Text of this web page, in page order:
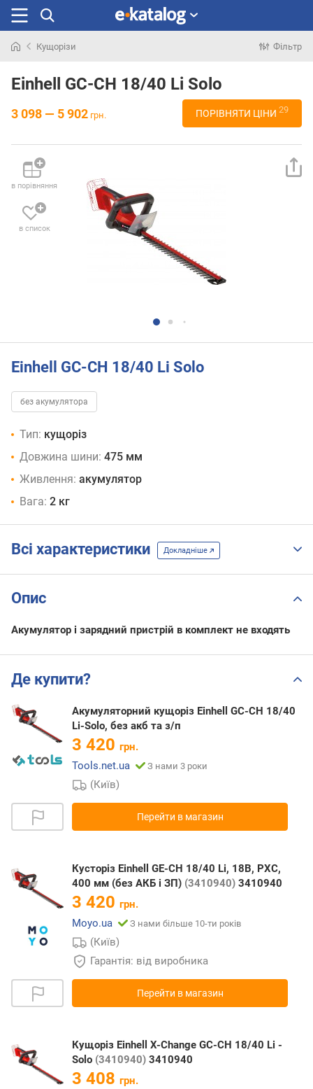
раніше
Кущорізи Фільтр
Einhell GC-CH 18/40 Li Solo
3 098 — 5 902 грн. ПОРІВНЯТИ ЦІНИ 29
в порівняння
в список
Einhell GC-CH 18/40 Li Solo
без акумулятора
Тип: кущоріз
Довжина шини: 475 мм
Живлення: акумулятор
Вага: 2 кг
Всі характеристики Докладніше
Опис
Акумулятор і зарядний пристрій в комплект не входять
Де купити?
Акумуляторний кущоріз Einhell GC-CH 18/40
Li-Solo, без акб та з/п
3 420 грн.
Tools.net.ua
З нами 3 роки
(Київ)
Перейти в магазин
Кусторіз Einhell GE-CH 18/40 Li, 18В, PXC,
400 мм (без АКБ і ЗП) (3410940) 3410940
3 420 грн.
Moyo.ua
З нами більше 10-ти років
(Київ)
Гарантія: від виробника
Перейти в магазин
Кущоріз Einhell X-Change GC-CH 18/40 Li -
Solo (3410940) 3410940
3 408 грн.